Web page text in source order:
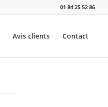
01 84 25 52 86
Avis clients Contact